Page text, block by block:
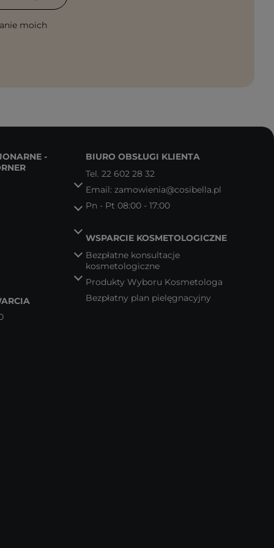
moich
-
BIURO OBSŁUGI KLIENTA
Tel. 22 602 28 32
Email: zamowienia@cosibella.pl
Pn - Pt 08:00 - 17:00
WSPARCIE KOSMETOLOGICZNE
Bezpłatne konsultacje
kosmetologiczne
Produkty Wyboru Kosmetologa
Bezpłatny plan pielęgnacyjny